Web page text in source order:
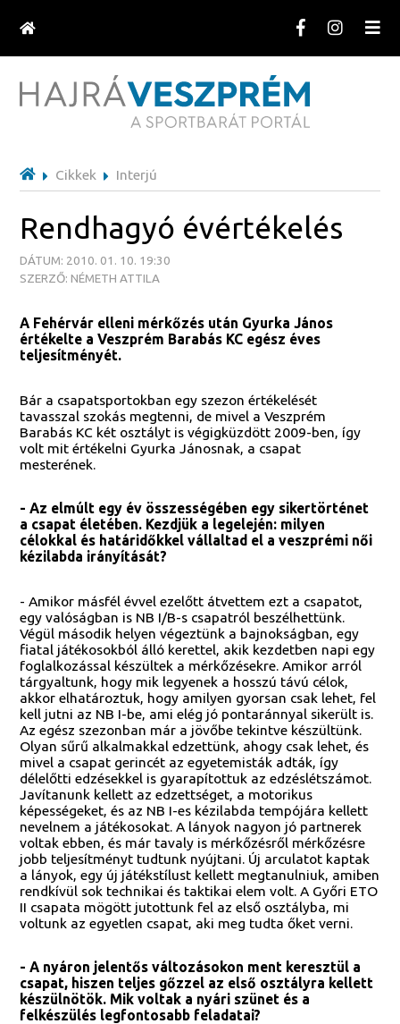
Cikkek Interjú
Rendhagyó évértékelés
DÁTUM: 2010. 01. 10. 19:30
SZERZŐ: NÉMETH ATTILA
A Fehérvár elleni mérkőzés után Gyurka János
értékelte a Veszprém Barabás KC egész éves
teljesítményét.
Bár a csapatsportokban egy szezon értékelését
tavasszal szokás megtenni, de mivel a Veszprém
Barabás KC két osztályt is végigküzdött 2009-ben, így
volt mit értékelni Gyurka Jánosnak, a csapat
mesterének.
- Az elmúlt egy év összességében egy sikertörténet
a csapat életében. Kezdjük a legelején: milyen
célokkal és határidőkkel vállaltad el a veszprémi női
kézilabda irányítását?
- Amikor másfél évvel ezelőtt átvettem ezt a csapatot,
egy valóságban is NB I/B-s csapatról beszélhettünk.
Végül második helyen végeztünk a bajnokságban, egy
fiatal játékosokból álló kerettel, akik kezdetben napi egy
foglalkozással készültek a mérkőzésekre. Amikor arról
tárgyaltunk, hogy mik legyenek a hosszú távú célok,
akkor elhatároztuk, hogy amilyen gyorsan csak lehet, fel
kell jutni az NB I-be, ami elég jó pontaránnyal sikerült is.
Az egész szezonban már a jövőbe tekintve készültünk.
Olyan sűrű alkalmakkal edzettünk, ahogy csak lehet, és
mivel a csapat gerincét az egyetemisták adták, így
délelőtti edzésekkel is gyarapítottuk az edzéslétszámot.
Javítanunk kellett az edzettséget, a motorikus
képességeket, és az NB I-es kézilabda tempójára kellett
nevelnem a játékosokat. A lányok nagyon jó partnerek
voltak ebben, és már tavaly is mérkőzésről mérkőzésre
jobb teljesítményt tudtunk nyújtani. Új arculatot kaptak
a lányok, egy új játékstílust kellett megtanulniuk, amiben
rendkívül sok technikai és taktikai elem volt. A Győri ETO
II csapata mögött jutottunk fel az első osztályba, mi
voltunk az egyetlen csapat, aki meg tudta őket verni.
- A nyáron jelentős változásokon ment keresztül a
csapat, hiszen teljes gőzzel az első osztályra kellett
készülnötök. Mik voltak a nyári szünet és a
felkészülés legfontosabb feladatai?